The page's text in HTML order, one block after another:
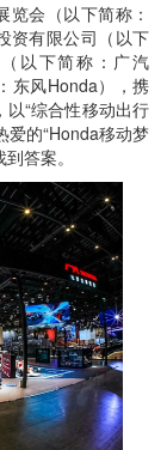
会（以下简称：
资有限公司（以下
以下简称： 广汽
东风Honda），携
“综合性移动出行
爱的“Honda移动梦
答案。